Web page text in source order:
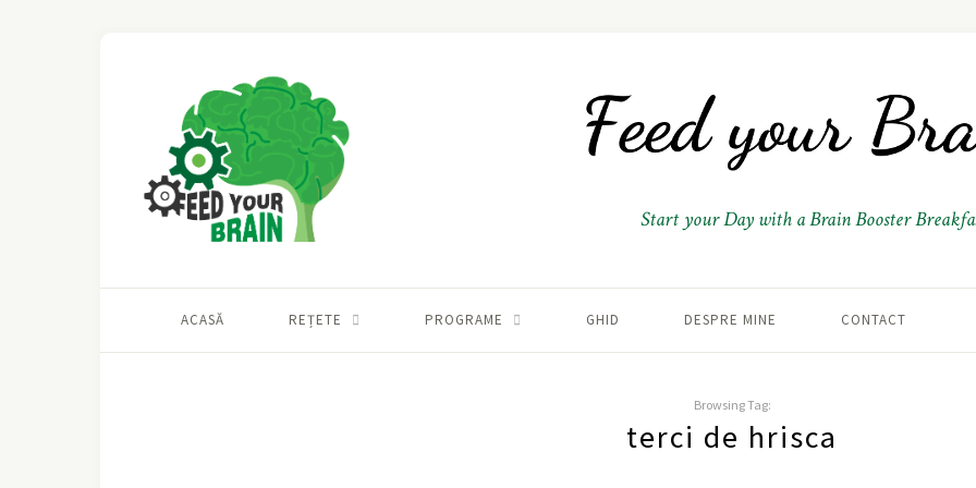
Start your Day with a Brain Booster
ACASĂ REȚETE PROGRAME GHID DESPRE MINE CONTACT
Browsing Tag:
terci de hrisca